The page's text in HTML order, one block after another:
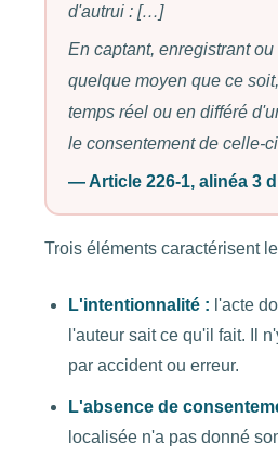
d'autrui : […]
En captant, enregistrant ou
quelque moyen que ce
temps réel ou en différé
le consentement de celle-
— Article 226-1, alinéa 3
Trois éléments caractérisent
L'intentionnalité : l'acte
l'auteur sait ce qu'il fait. Il
par accident ou erreur.
L'absence de
localisée n'a pas donné